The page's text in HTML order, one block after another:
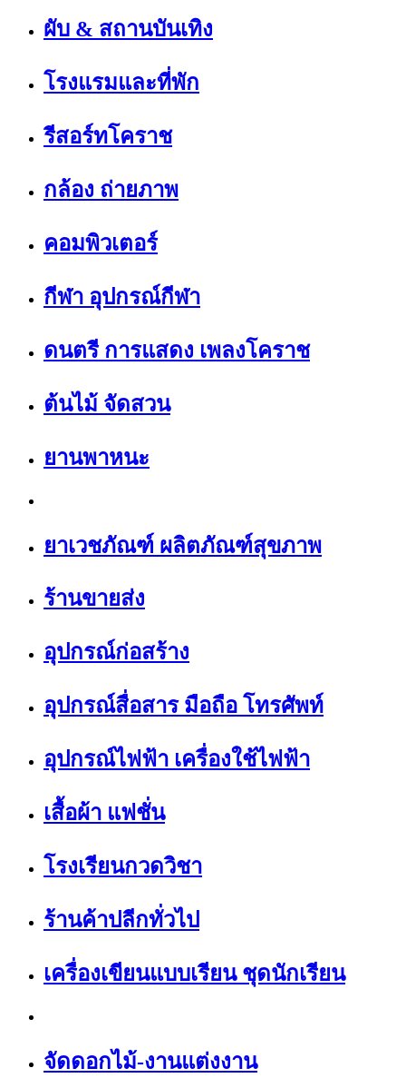
ผับ & สถานบันเทิง
โรงแรมและที่พัก
รีสอร์ทโคราช
กล้อง ถ่ายภาพ
คอมพิวเตอร์
กีฬา อุปกรณ์กีฬา
ดนตรี การแสดง เพลงโคราช
ต้นไม้ จัดสวน
ยานพาหนะ
ยาเวชภัณฑ์ ผลิตภัณฑ์สุขภาพ
ร้านขายส่ง
อุปกรณ์ก่อสร้าง
อุปกรณ์สื่อสาร มือถือ โทรศัพท์
อุปกรณ์ไฟฟ้า เครื่องใช้ไฟฟ้า
เสื้อผ้า แฟชั่น
โรงเรียนกวดวิชา
ร้านค้าปลีกทั่วไป
เครื่องเขียนแบบเรียน ชุดนักเรียน
จัดดอกไม้-งานแต่งงาน